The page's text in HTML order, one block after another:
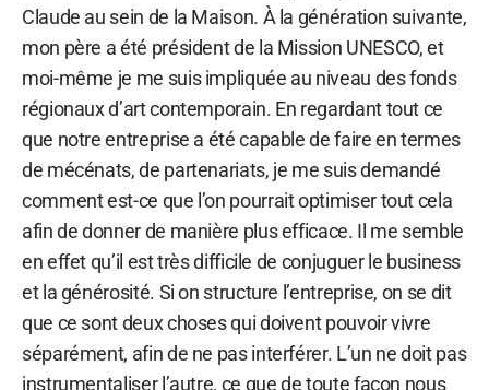
Claude au sein de la Maison. À la génération suivante,
mon père a été président de la Mission UNESCO, et
moi-même je me suis impliquée au niveau des fonds
régionaux d’art contemporain. En regardant tout ce
que notre entreprise a été capable de faire en termes
de mécénats, de partenariats, je me suis demandé
comment est-ce que l’on pourrait optimiser tout cela
afin de donner de manière plus efficace. Il me semble
en effet qu’il est très difficile de conjuguer le business
et la générosité. Si on structure l’entreprise, on se dit
que ce sont deux choses qui doivent pouvoir vivre
séparément, afin de ne pas interférer. L’un ne doit pas
instrumentaliser l’autre, ce que de toute façon nous